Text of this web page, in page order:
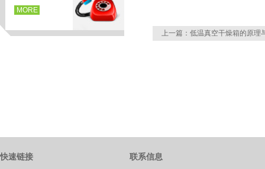
页
MORE
上一篇： 低温真空干燥箱的原理
快速链接 联系信息